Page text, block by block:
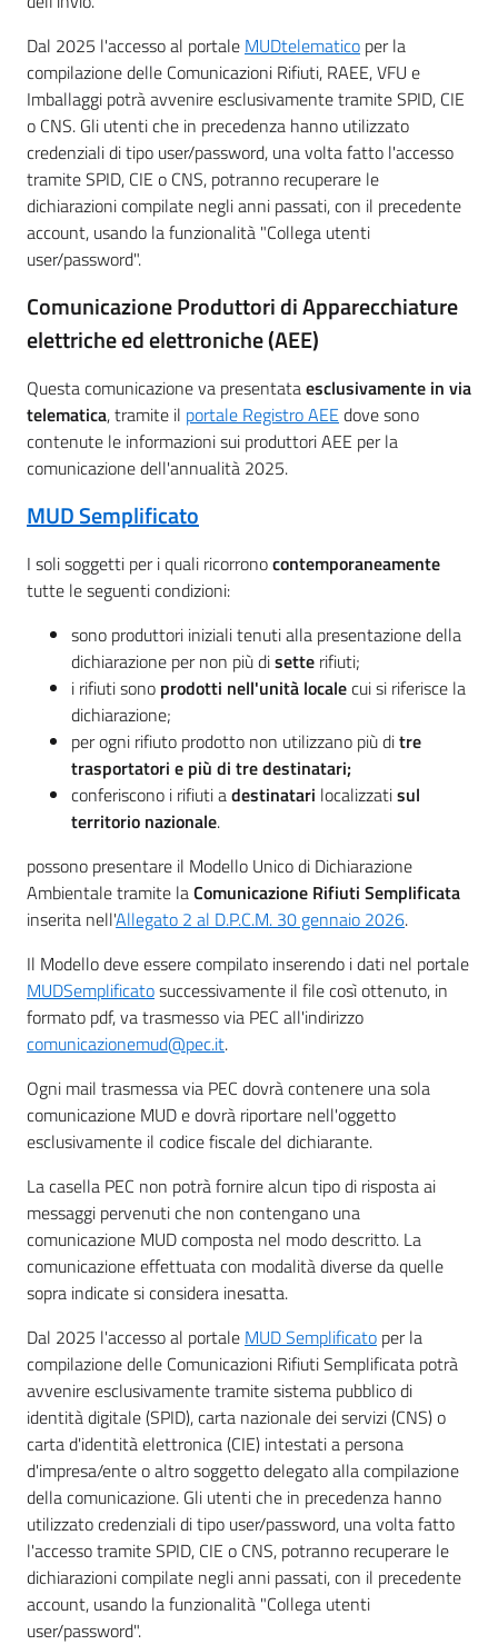
Dal 2025 l'accesso al portale MUDtelematico per la
compilazione delle Comunicazioni Rifiuti, RAEE, VFU e
Imballaggi potrà avvenire esclusivamente tramite SPID, CIE
o CNS. Gli utenti che in precedenza hanno utilizzato
credenziali di tipo user/password, una volta fatto l'accesso
tramite SPID, CIE o CNS, potranno recuperare le
dichiarazioni compilate negli anni passati, con il precedente
account, usando la funzionalità "Collega utenti
user/password".
Comunicazione Produttori di Apparecchiature
elettriche ed elettroniche (AEE)
Questa comunicazione va presentataesclusivamente in via
telematica, tramite il portale Registro AEE dove sono
contenute le informazioni sui produttori AEE per la
comunicazione dell'annualità 2025.
MUD Semplificato
I soli soggetti per i quali ricorronocontemporaneamente
tutte le seguenti condizioni:
sono produttori iniziali tenuti alla presentazione della
dichiarazione per non più disette rifiuti;
i rifiuti sono prodotti nell'unità localecui si riferisce la
dichiarazione;
per ogni rifiuto prodotto non utilizzano più ditre
trasportatori e più di tre destinatari;
conferiscono i rifiuti adestinatari localizzatisul
territorio nazionale.
possono presentare il Modello Unico di Dichiarazione
Ambientale tramite laComunicazione Rifiuti Semplificata
inserita nell'Allegato 2 al D.P.C.M. 30 gennaio 2026.
Il Modello deve essere compilato inserendo i dati nel portale
MUDSemplificatosuccessivamente il file così ottenuto, in
formato pdf, va trasmesso via PEC all'indirizzo
comunicazionemud@pec.it.
Ogni mail trasmessa via PEC dovrà contenere una sola
comunicazione MUD e dovrà riportare nell'oggetto
esclusivamente il codice fiscale del dichiarante.
La casella PEC non potrà fornire alcun tipo di risposta ai
messaggi pervenuti che non contengano una
comunicazione MUD composta nel modo descritto. La
comunicazione effettuata con modalità diverse da quelle
sopra indicate si considera inesatta.
Dal 2025 l'accesso al portale MUD Semplificato per la
compilazione delle Comunicazioni Rifiuti Semplificata potrà
avvenire esclusivamente tramite sistema pubblico di
identità digitale (SPID), carta nazionale dei servizi (CNS) o
carta d'identità elettronica (CIE) intestati a persona
d'impresa/ente o altro soggetto delegato alla compilazione
della comunicazione. Gli utenti che in precedenza hanno
utilizzato credenziali di tipo user/password, una volta fatto
l'accesso tramite SPID, CIE o CNS, potranno recuperare le
dichiarazioni compilate negli anni passati, con il precedente
account, usando la funzionalità "Collega utenti
user/password".